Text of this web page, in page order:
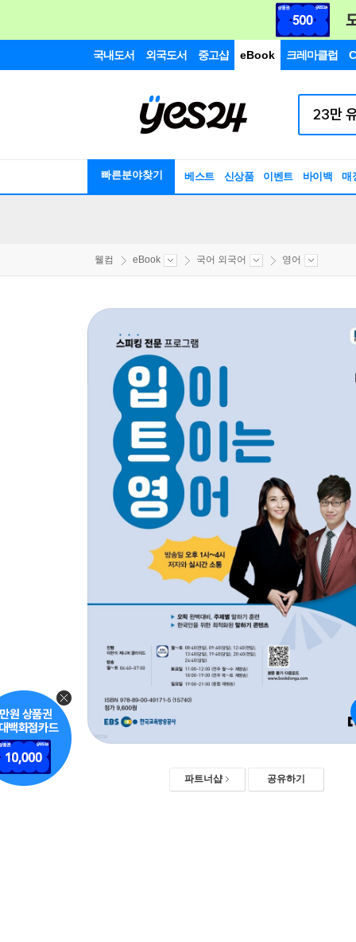
국내도서 외국도서 중고샵 eBook 크레마클럽
빠른분야찾기 베스트 신상품 이벤트 바이백 매
웰컴 eBook 국어 외국어 영어
파트너샵 공유하기